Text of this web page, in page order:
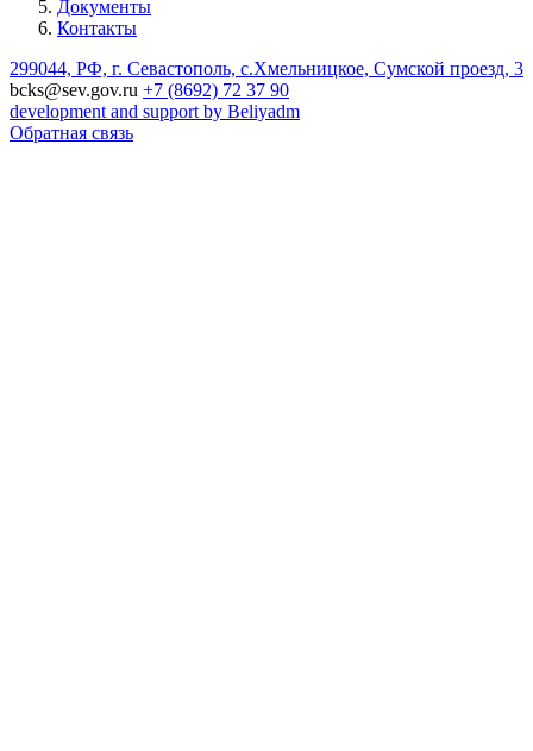
Документы
Контакты
299044, РФ, г. Севастополь, с.Хмельницкое, Сумской проезд, 3
bcks@sev.gov.ru +7 (8692) 72 37 90
development and support by Beliyadm
Обратная связь